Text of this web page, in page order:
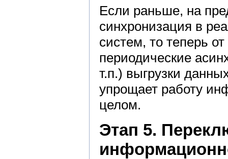
Если раньше, на
синхронизация в
систем, то теперь
периодические
т.п.) выгрузки
упрощает работу
целом.
Этап 5.